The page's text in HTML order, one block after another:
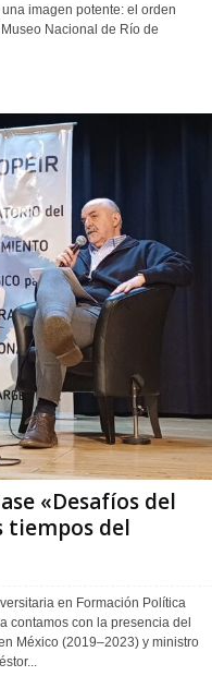
imagen potente: el orden
Nacional de Río de
«Desafíos del
tiempos del
en Formación Política
contamos con la presencia del
México (2019–2023) y ministro